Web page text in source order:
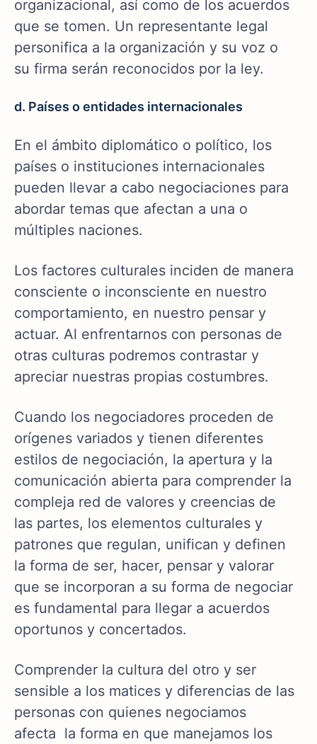
organizacional, así como de los acuerdos
que se tomen. Un representante legal
personifica a la organización y su voz o
su firma serán reconocidos por la ley.
d. Países o entidades internacionales
En el ámbito diplomático o político, los
países o instituciones internacionales
pueden llevar a cabo negociaciones para
abordar temas que afectan a una o
múltiples naciones.
Los factores culturales inciden de manera
consciente o inconsciente en nuestro
comportamiento, en nuestro pensar y
actuar. Al enfrentarnos con personas de
otras culturas podremos contrastar y
apreciar nuestras propias costumbres.
Cuando los negociadores proceden de
orígenes variados y tienen diferentes
estilos de negociación, la apertura y la
comunicación abierta para comprender la
compleja red de valores y creencias de
las partes, los elementos culturales y
patrones que regulan, unifican y definen
la forma de ser, hacer, pensar y valorar
que se incorporan a su forma de negociar
es fundamental para llegar a acuerdos
oportunos y concertados.
Comprender la cultura del otro y ser
sensible a los matices y diferencias de las
personas con quienes negociamos
afecta la forma en que manejamos los